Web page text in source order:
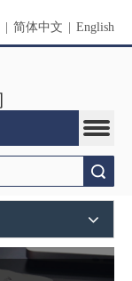
简体中文 English